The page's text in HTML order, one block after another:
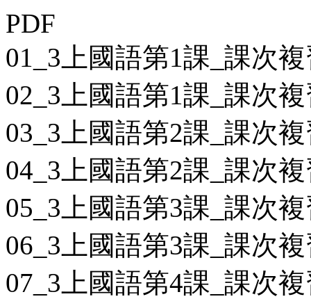
PDF
01_3上國語第1課_課次
02_3上國語第1課_課次
03_3上國語第2課_課次
04_3上國語第2課_課次
05_3上國語第3課_課次
06_3上國語第3課_課次
07_3上國語第4課_課次